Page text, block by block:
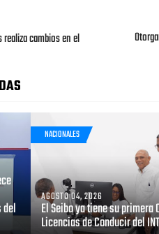
realiza cambios en el
del
NACIONALES
AGOSTO 04, 2026
El Seibo ya tiene su primera
Licencias de Conducir del